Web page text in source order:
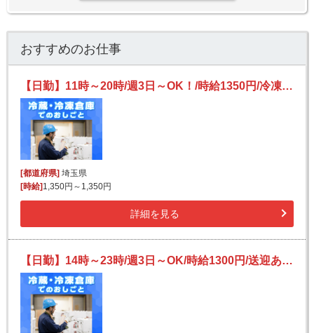
おすすめのお仕事
【日勤】11時～20時/週3日～OK！/時給1350円/冷凍フルーツの検品梱包/未経験歓迎
[都道府県]埼玉県
[時給]1,350円～1,350円
詳細を見る
【日勤】14時～23時/週3日～OK/時給1300円/送迎あり/冷凍食品の仕分け/日払い可(規定あり)